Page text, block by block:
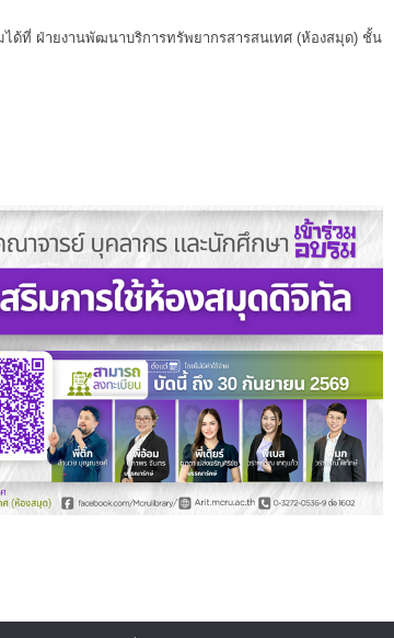
ที่ ฝ่ายงานพัฒนาบริการทรัพยากรสารสนเทศ (ห้องสมุด) ชั้น